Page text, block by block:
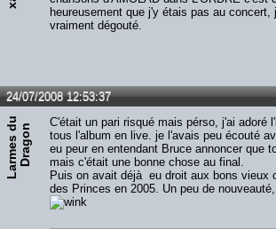
heureusement que j'y étais pas au concert,
vraiment dégouté.
24/07/2008 12:53:37
L
a
r
m
e
sd
u
D
r
a
g
on
C'était un pari risqué mais pérso, j'ai adoré
tous l'album en live. je l'avais peu écouté
eu peur en entendant Bruce annoncer que
mais c'était une bonne chose au final.
Puis on avait déjà eu droit aux bons vieux
des Princes en 2005. Un peu de